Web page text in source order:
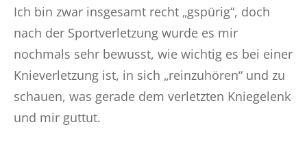
Ich bin zwar insgesamt recht „gspürig“, doch
nach der Sportverletzung wurde es mir
nochmals sehr bewusst, wie wichtig es bei einer
Knieverletzung ist, in sich „reinzuhören“ und zu
schauen, was gerade dem verletzten Kniegelenk
und mir guttut.